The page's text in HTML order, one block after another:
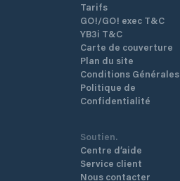
Tarifs
GO!/GO! exec T&C
YB3i T&C
Carte de couverture
Plan du site
Conditions Générales
Politique de
Confidentialité
Soutien.
Centre d’aide
Service client
Nous contacter